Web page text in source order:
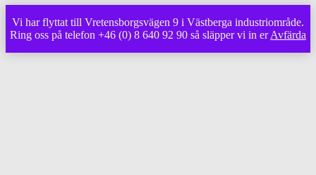
Vi har flyttat till Vretensborgsvägen 9 i Västberga industriområde.
Ring oss på telefon +46 (0) 8 640 92 90 så släpper vi in erAvfärda